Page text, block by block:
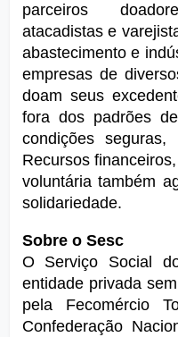
parceiros
atacadistas e
abastecimento e
empresas de
doam seus
fora dos padrões
condições
Recursos
voluntária também
solidariedade.
Sobre o Sesc
O Serviço Social
entidade privada
pela Fecomércio
Confederação